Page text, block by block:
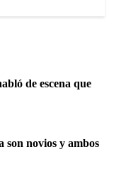
de escena que
son novios y ambos